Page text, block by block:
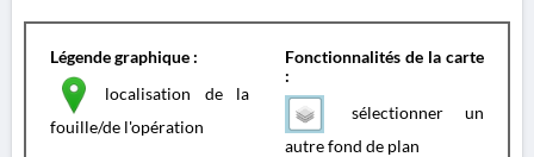
Légende graphique :
localisation de la
fouille/de l'opération
Fonctionnalités de la carte
:
sélectionner un
autre fond de plan